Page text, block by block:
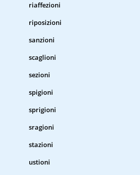
riaffezioni
riposizioni
sanzioni
scaglioni
sezioni
spigioni
sprigioni
sragioni
stazioni
ustioni